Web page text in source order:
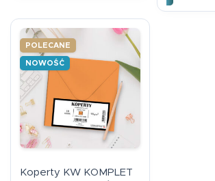
POLECANE
NOWOŚĆ
Koperty KW KOMPLET